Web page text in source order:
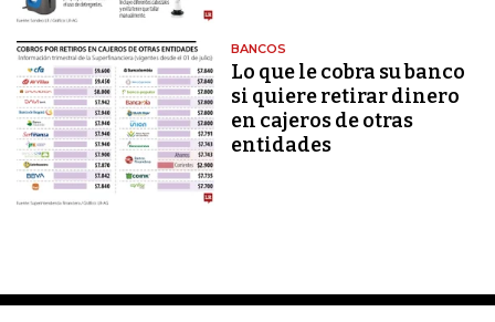
BANCOS
Lo que le cobra su banco
si quiere retirar dinero
en cajeros de otras
entidades